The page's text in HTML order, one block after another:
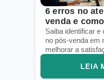
6 erros no
venda e
marketplaces
Saiba identificar
no pós-venda em
melhorar a
LEIA